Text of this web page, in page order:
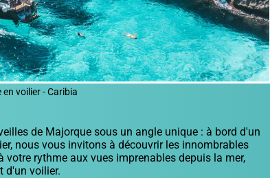
voilier - Caribia
de Majorque sous un angle unique : à bord d'un
nous vous invitons à découvrir les innombrables
votre rythme aux vues imprenables depuis la mer,
d'un voilier.